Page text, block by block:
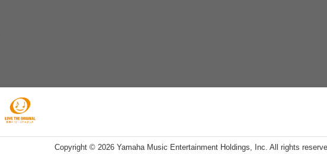
Copyright © 2026 Yamaha Music Entertainment Holdings, Inc. All rights